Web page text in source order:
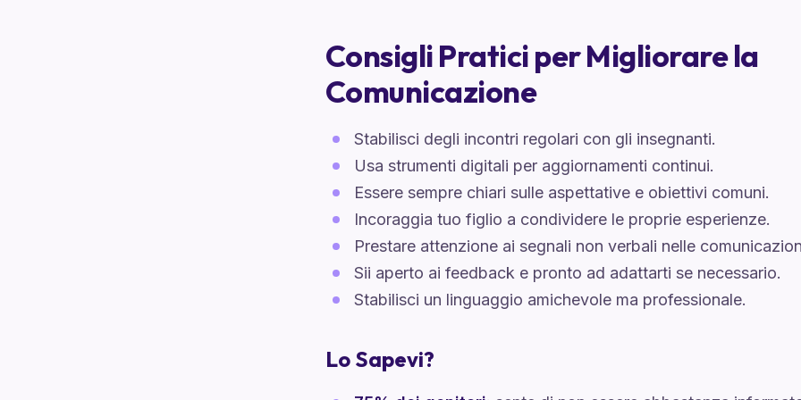
Consigli Pratici per Migliorare la
Comunicazione
Stabilisci degli incontri regolari con gli insegnanti.
Usa strumenti digitali per aggiornamenti continui.
Essere sempre chiari sulle aspettative e obiettivi comuni.
Incoraggia tuo figlio a condividere le proprie esperienze.
Prestare attenzione ai segnali non verbali nelle
Sii aperto ai feedback e pronto ad adattarti se necessario.
Stabilisci un linguaggio amichevole ma professionale.
Lo Sapevi?